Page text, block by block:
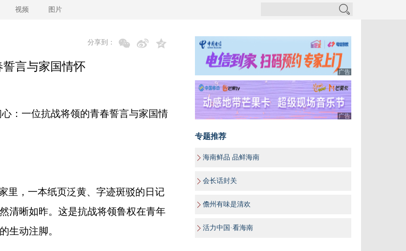
视频 图片
分享到：
誓言与家国情怀
：一位抗战将领的青春誓言与家国情
，一本纸页泛黄、字迹斑驳的日记
清晰如昨。这是抗战将领鲁权在青年
生动注脚。
广告
广告
专题推荐
海南鲜品 品鲜海南
会长话封关
儋州有味是清欢
活力中国·看海南